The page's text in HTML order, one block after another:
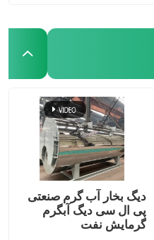
دیگ بخار آب گرم صنعتی
پی ال ​​سی دیگ آبگرم
گرمایش نفت